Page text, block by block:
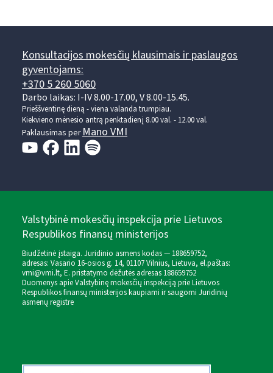
Konsultacijos mokesčių klausimais ir paslaugos
gyventojams:
+370 5 260 5060
Darbo laikas: I-IV 8.00-17.00, V 8.00-15.45.
Prieššventinę dieną - viena valanda trumpiau.
Kiekvieno mėnesio antrą penktadienį 8.00 val. - 12.00 val.
Paklausimas perMano VMI
Valstybinė mokesčių inspekcija prie Lietuvos
Respublikos finansų ministerijos
Biudžetinė įstaiga. Juridinio asmens kodas — 188659752,
adresas: Vasario 16-osios g. 14, 01107 Vilnius, Lietuva, el.paštas:
vmi@vmi.lt, E. pristatymo dėžutės adresas 188659752
Duomenys apie Valstybinę mokesčių inspekciją prie Lietuvos
Respublikos finansų ministerijos kaupiami ir saugomi Juridinių
asmenų registre